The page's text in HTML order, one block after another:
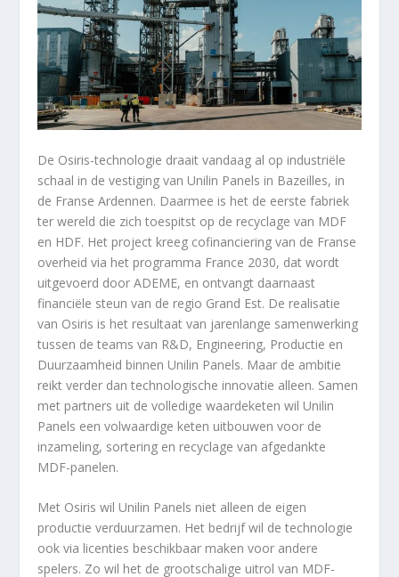
De Osiris-technologie draait vandaag al op industriële
schaal in de vestiging van Unilin Panels in Bazeilles, in
de Franse Ardennen. Daarmee is het de eerste fabriek
ter wereld die zich toespitst op de recyclage van MDF
en HDF. Het project kreeg cofinanciering van de Franse
overheid via het programma France 2030, dat wordt
uitgevoerd door ADEME, en ontvangt daarnaast
financiële steun van de regio Grand Est. De realisatie
van Osiris is het resultaat van jarenlange samenwerking
tussen de teams van R&D, Engineering, Productie en
Duurzaamheid binnen Unilin Panels. Maar de ambitie
reikt verder dan technologische innovatie alleen. Samen
met partners uit de volledige waardeketen wil Unilin
Panels een volwaardige keten uitbouwen voor de
inzameling, sortering en recyclage van afgedankte
MDF-panelen.
Met Osiris wil Unilin Panels niet alleen de eigen
productie verduurzamen. Het bedrijf wil de technologie
ook via licenties beschikbaar maken voor andere
spelers. Zo wil het de grootschalige uitrol van MDF-